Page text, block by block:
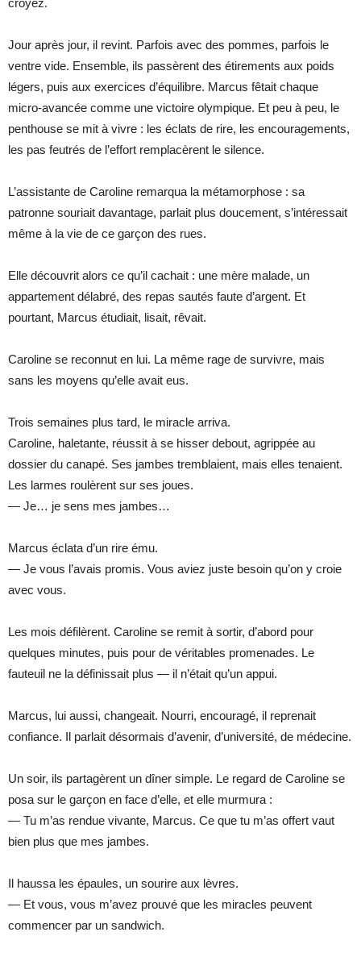
Jour après jour, il revint. Parfois avec des pommes, parfois le
ventre vide. Ensemble, ils passèrent des étirements aux poids
légers, puis aux exercices d’équilibre. Marcus fêtait chaque
micro-avancée comme une victoire olympique. Et peu à peu, le
penthouse se mit à vivre : les éclats de rire, les encouragements,
les pas feutrés de l’effort remplacèrent le silence.
L’assistante de Caroline remarqua la métamorphose : sa
patronne souriait davantage, parlait plus doucement, s’intéressait
même à la vie de ce garçon des rues.
Elle découvrit alors ce qu’il cachait : une mère malade, un
appartement délabré, des repas sautés faute d’argent. Et
pourtant, Marcus étudiait, lisait, rêvait.
Caroline se reconnut en lui. La même rage de survivre, mais
sans les moyens qu’elle avait eus.
Trois semaines plus tard, le miracle arriva.
Caroline, haletante, réussit à se hisser debout, agrippée au
dossier du canapé. Ses jambes tremblaient, mais elles tenaient.
Les larmes roulèrent sur ses joues.
— Je… je sens mes jambes…
Marcus éclata d’un rire ému.
— Je vous l’avais promis. Vous aviez juste besoin qu’on y croie
avec vous.
Les mois défilèrent. Caroline se remit à sortir, d’abord pour
quelques minutes, puis pour de véritables promenades. Le
fauteuil ne la définissait plus — il n’était qu’un appui.
Marcus, lui aussi, changeait. Nourri, encouragé, il reprenait
confiance. Il parlait désormais d’avenir, d’université, de médecine.
Un soir, ils partagèrent un dîner simple. Le regard de Caroline se
posa sur le garçon en face d’elle, et elle murmura :
— Tu m’as rendue vivante, Marcus. Ce que tu m’as offert vaut
bien plus que mes jambes.
Il haussa les épaules, un sourire aux lèvres.
— Et vous, vous m’avez prouvé que les miracles peuvent
commencer par un sandwich.